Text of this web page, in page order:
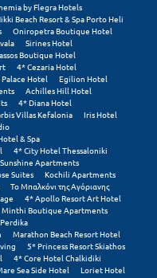
by Flegra Hotels
Beach Resort & Spa Porto Heli
Oniropetra Boutique Hotel
Sirines Hotel
Boutique Hotel
4* Cezaria Hotel
Hotel
Egilion Hotel
Achilles Hill Hotel
4* Diana Hotel
Villas Kefalonia
Iris Hotel
& Spa
4* City Hotel Thessaloniki
Sunshine Apartments
Suites
Kochili Apartments
Το Μπαλκόνι της Αγόριανης
4* Apollo Resort Art Hotel
Minthi Boutique Apartments
Marathon Beach Resort Hotel
5* Princess Resort Skiathos
4* Core Hotel Chalkidiki
Sea Side Hotel
Loriet Hotel